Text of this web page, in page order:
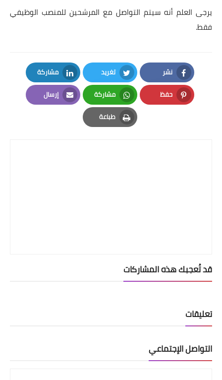
يرجى العلم أنه سيتم التواصل مع المرشحين للمنصب الوظيفي
فقط.
نشر
Facebook
تغريد
Twitter
مشاركة
LinkedIn
حفظ
Pinterest
مشاركة
Whatsapp
إرسال
Email
طباعة
Print
قد تُعجبك هذه المشاركات
تعليقات
التواصل الإجتماعي